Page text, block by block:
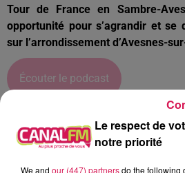
Tour de France en Sambre-
opportunité pour s’agrandir et se
sur l’arrondissement d’Avesnes-
Écouter le podcast
À L'ANTENNE
Le respect de
notre priorité
We and our (447) partnersdo the following